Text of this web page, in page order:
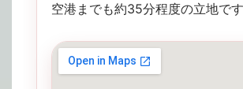
空港までも約35分程度の立地です